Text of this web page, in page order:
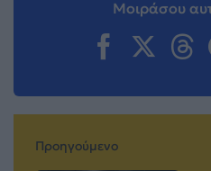
Μοιράσου
Προηγούμενο